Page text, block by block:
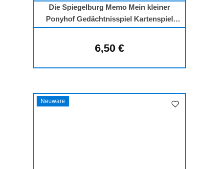
Die Spiegelburg Memo Mein kleiner
Ponyhof Gedächtnisspiel Kartenspiel
Kinder
Regulärer Preis:
6,50 €
Neuware